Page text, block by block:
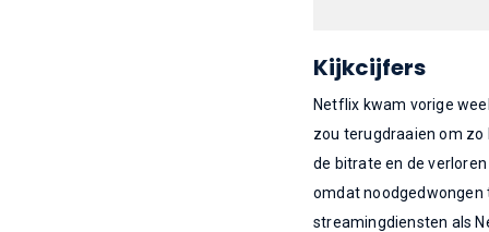
Kijkcijfers
Netflix kwam vorige
zou terugdraaien om
de bitrate en de
omdat noodgedwongen
streamingdiensten als